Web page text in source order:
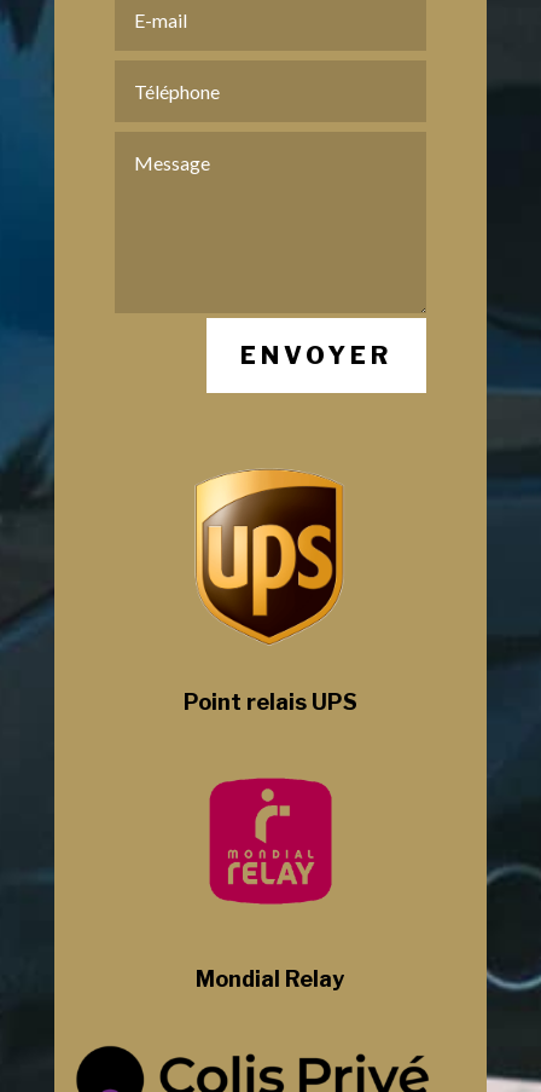
ENVOYER
Point relais UPS
Mondial Relay